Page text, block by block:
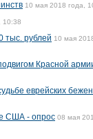
10 мая 2018 года,
10:38
тыс. рублей 10 мая
Красной
еврейских
США - опрос 08 мая